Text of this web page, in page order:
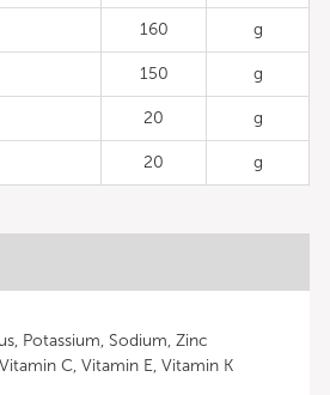
160 g
150 g
20 g
20 g
Potassium, Sodium, Zinc
C, Vitamin E, Vitamin K